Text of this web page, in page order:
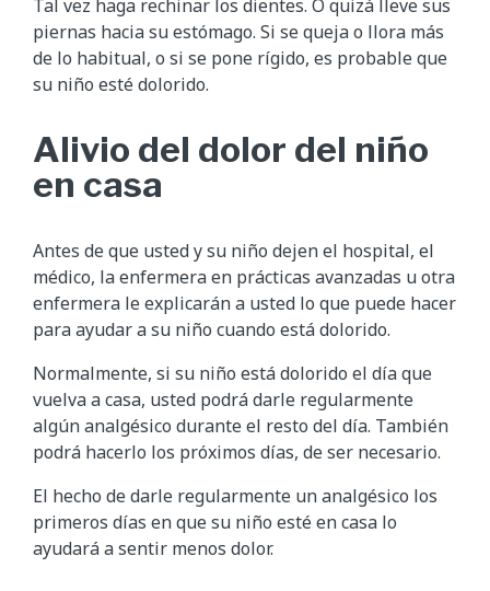
Tal vez haga rechinar los dientes. O quizá lleve sus
piernas hacia su estómago. Si se queja o llora más
de lo habitual, o si se pone rígido, es probable que
su niño esté dolorido.
Alivio del dolor del niño
en casa
Antes de que usted y su niño dejen el hospital, el
médico, la enfermera en prácticas avanzadas u otra
enfermera le explicarán a usted lo que puede hacer
para ayudar a su niño cuando está dolorido.
Normalmente, si su niño está dolorido el día que
vuelva a casa, usted podrá darle regularmente
algún analgésico durante el resto del día. También
podrá hacerlo los próximos días, de ser necesario.
El hecho de darle regularmente un analgésico los
primeros días en que su niño esté en casa lo
ayudará a sentir menos dolor.